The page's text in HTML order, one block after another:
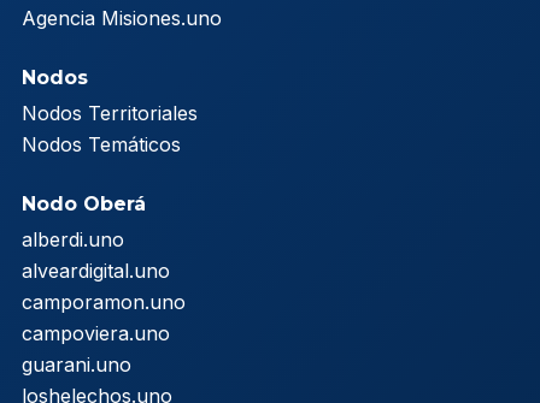
Agencia Misiones.uno
Nodos
Nodos Territoriales
Nodos Temáticos
Nodo Oberá
alberdi.uno
alveardigital.uno
camporamon.uno
campoviera.uno
guarani.uno
loshelechos.uno